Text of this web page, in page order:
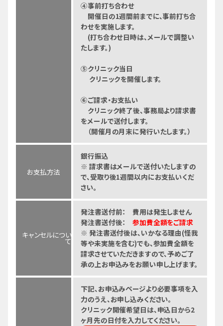
④事前打ち合わせ
開催日の1週間前までに、事前打ち合
わせを実施します。
(打ち合わせ日時は、メールで調整い
たします。)
⑤クリニック当日
クリニックを開催します。
⑥ご請求・お支払い
クリニック終了後、事務局より請求書
をメールで送付します。
（開催月の月末に発行いたします。）
お支払方法
銀行振込
※ 請求書はメールで送付いたしますの
で、受取り後1週間以内にお支払いくだ
さい。
キャンセルについ
て
発注書送付前： 費用は発生しません
発注書送付後：参加費全額をご請求
※ 発注書送付後は、いかなる理由(怪我
等や未実施を含む)でも、参加費全額を
請求させていただきますので、予めご了
承の上お申込みをお願い申し上げます。
下記、お申込みページより必要事項を入
力のうえ、お申し込みください。
クリニック開催希望日は、申込日から2
ヶ月先の日付を入力してください。